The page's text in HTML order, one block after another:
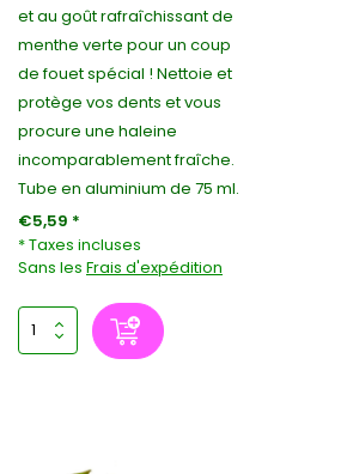
et au goût rafraîchissant de
menthe verte pour un coup
de fouet spécial ! Nettoie et
protège vos dents et vous
procure une haleine
incomparablement fraîche.
Tube en aluminium de 75 ml.
€5,59 *
* Taxes incluses
Sans les Frais d'expédition